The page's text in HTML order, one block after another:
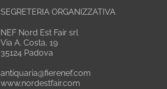
SEGRETERIA ORGANIZZATIVA
NEF Nord Est Fair srl
Via A. Costa, 19
35124 Padova
antiquaria@fierenef.com
www.nordestfair.com